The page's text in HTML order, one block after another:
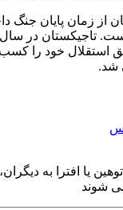
از زمان پایان جنگ
استقلال خود را کسب
شد.
يا افترا به
شوند